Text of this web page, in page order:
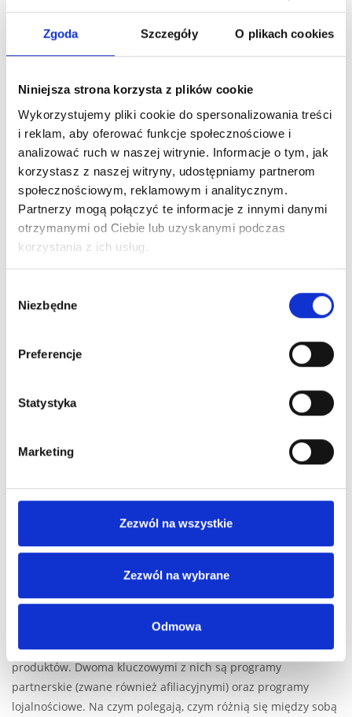
Zgoda Szczegóły O plikach cookies
Niniejsza strona korzysta z plików cookie
Wykorzystujemy pliki cookie do spersonalizowania treści
i reklam, aby oferować funkcje społecznościowe i
analizować ruch w naszej witrynie. Informacje o tym, jak
korzystasz z naszej witryny, udostępniamy partnerom
społecznościowym, reklamowym i analitycznym.
Partnerzy mogą połączyć te informacje z innymi danymi
otrzymanymi od Ciebie lub uzyskanymi podczas
korzystania z ich usług.
zgody
Niezbędne
Preferencje
Statystyka
Marketing
Zezwól na wszystkie
Zezwól na wybrane
Odmowa
Korzyści z programu lojalnościowego B2B – co
możesz zyskać jako firma?
Poznaj najważniejsze korzyści z programu lojalnościowego
B2B. Sprawdź, jak pomaga zwiększyć sprzedaż i budować
trwałe relacje z klientami.
Program partnerski (afiliacyjny) – czym różni
się od programu lojalnościowego?
Na rynku funkcjonuje mnóstwo różnorodnych rozwiązań
skutecznie wspierających sprzedaż i promocję marek oraz ich
produktów. Dwoma kluczowymi z nich są programy
partnerskie (zwane również afiliacyjnymi) oraz programy
lojalnościowe. Na czym polegają, czym różnią się między sobą